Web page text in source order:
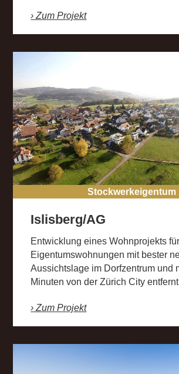
› Zum Projekt
Stockwerkeigentum
Islisberg/AG
Entwicklung eines Wohnprojekts für
Eigentumswohnungen mit bester
Aussichtslage im Dorfzentrum und
Minuten von der Zürich City
› Zum Projekt